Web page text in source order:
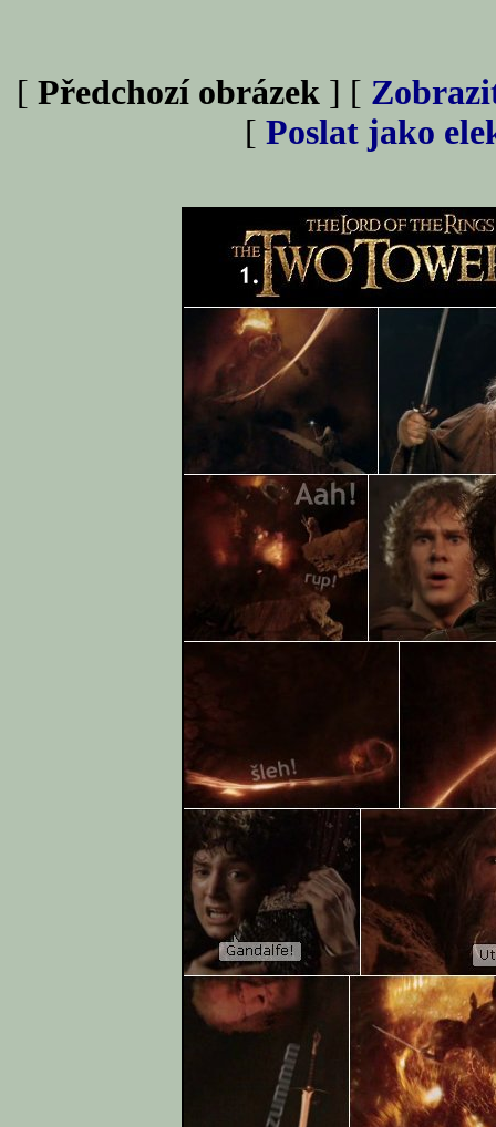
[ Předchozí obrázek ] [
[ Poslat jako